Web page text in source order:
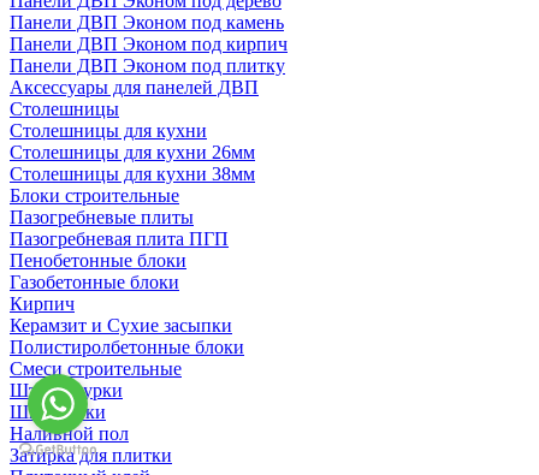
Панели ДВП Эконом под камень
Панели ДВП Эконом под кирпич
Панели ДВП Эконом под плитку
Аксессуары для панелей ДВП
Столешницы
Столешницы для кухни
Столешницы для кухни 26мм
Столешницы для кухни 38мм
Блоки строительные
Пазогребневые плиты
Пазогребневая плита ПГП
Пенобетонные блоки
Газобетонные блоки
Кирпич
Керамзит и Сухие засыпки
Полистиролбетонные блоки
Смеси строительные
Штукартурки
Шпаклевки
Наливной пол
Затирка для плитки